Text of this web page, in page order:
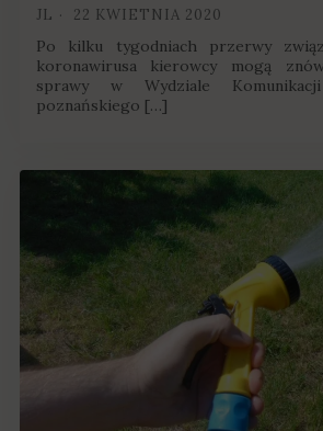
JL 22 KWIETNIA 2020
Po kilku tygodniach przerwy
koronawirusa kierowcy mogą
sprawy w Wydziale
poznańskiego […]